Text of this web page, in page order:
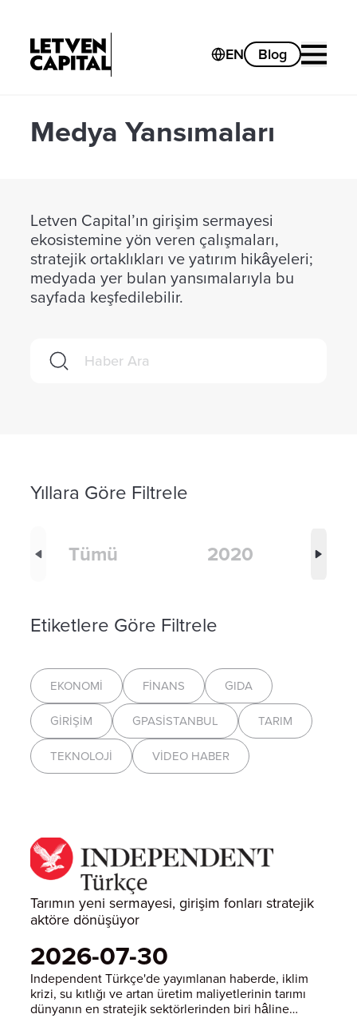
EN Blog
Medya Yansımaları
Letven Capital’ın girişim sermayesi
ekosistemine yön veren çalışmaları,
stratejik ortaklıkları ve yatırım hikâyeleri;
medyada yer bulan yansımalarıyla bu
sayfada keşfedilebilir.
Yıllara Göre Filtrele
Tümü 2020
Etiketlere Göre Filtrele
EKONOMI FINANS GIDA
GIRIŞIM GPASİSTANBUL TARIM
TEKNOLOJI VIDEO HABER
Tarımın yeni sermayesi, girişim fonları stratejik
aktöre dönüşüyor
2026-07-30
Independent Türkçe'de yayımlanan haberde, iklim
krizi, su kıtlığı ve artan üretim maliyetlerinin tarımı
dünyanın en stratejik sektörlerinden biri hâline